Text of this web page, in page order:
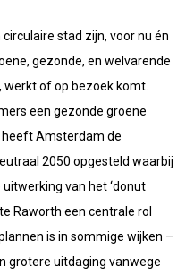
stad zijn, voor nu én
gezonde, en welvarende
of op bezoek komt.
een gezonde groene
heeft Amsterdam de
2050 opgesteld waarbij
van het ‘donut
Raworth een centrale rol
is in sommige wijken –
grotere uitdaging vanwege